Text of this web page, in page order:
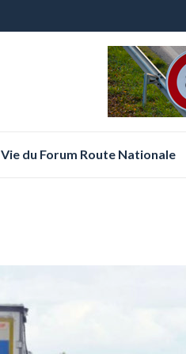
Vie du Forum Route Nationale